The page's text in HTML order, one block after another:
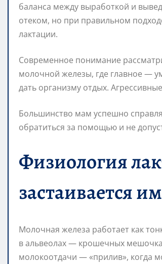
баланса между выработкой и
отеком, но при правильном
лактации.
Современное понимание
молочной железы, где главное —
дать организму отдых.
Большинство мам успешно
обратиться за помощью и не
Физиология
застаивается
Молочная железа работает как
в альвеолах — крошечных
молокоотдачи — «прилив», когда